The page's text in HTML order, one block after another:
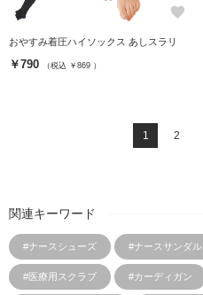
favorite
おやすみ着圧ハイソックス あしスラリ
￥790 （税込 ￥869 ）
1 2
関連キーワード
#ナースシューズ #ナースサンダル
#医療用スクラブ #カーディガン